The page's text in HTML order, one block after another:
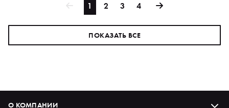
1 2 3 4
ПОКАЗАТЬ ВСЕ
О КОМПАНИИ